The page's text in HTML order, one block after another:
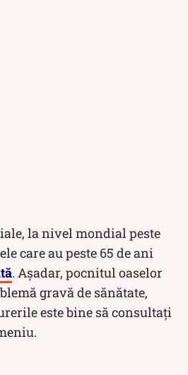
la nivel mondial peste
care au peste 65 de ani
. Așadar, pocnitul oaselor
gravă de sănătate,
este bine să consultați